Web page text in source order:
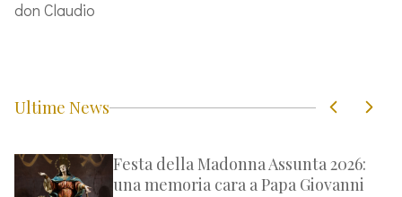
don Claudio
Ultime News
Festa della Madonna Assunta 2026:
una memoria cara a Papa Giovanni